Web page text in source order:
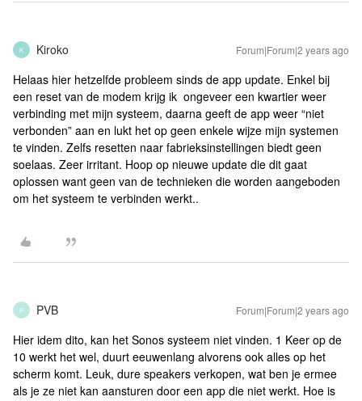
K Kiroko Forum|Forum|2 years ago
Helaas hier hetzelfde probleem sinds de app update. Enkel bij
een reset van de modem krijg ik ongeveer een kwartier weer
verbinding met mijn systeem, daarna geeft de app weer “niet
verbonden” aan en lukt het op geen enkele wijze mijn systemen
te vinden. Zelfs resetten naar fabrieksinstellingen biedt geen
soelaas. Zeer irritant. Hoop op nieuwe update die dit gaat
oplossen want geen van de technieken die worden aangeboden
om het systeem te verbinden werkt..
P PVB Forum|Forum|2 years ago
Hier idem dito, kan het Sonos systeem niet vinden. 1 Keer op de
10 werkt het wel, duurt eeuwenlang alvorens ook alles op het
scherm komt. Leuk, dure speakers verkopen, wat ben je ermee
als je ze niet kan aansturen door een app die niet werkt. Hoe is